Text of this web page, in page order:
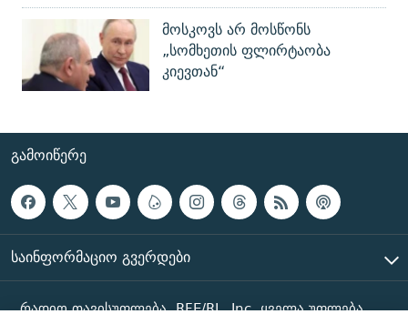
მოსკოვს არ მოსწონს
„სომხეთის ფლირტაობა
კიევთან“
ᲒᲐᲛᲝᲘᲬᲔᲠᲔ
ᲡᲐᲘᲜᲤᲝᲠᲛᲐᲪᲘᲝ ᲒᲕᲔᲠᲓᲔᲑᲘ
რადიო თავისუფლება, RFE/RL, Inc. ყველა უფლება